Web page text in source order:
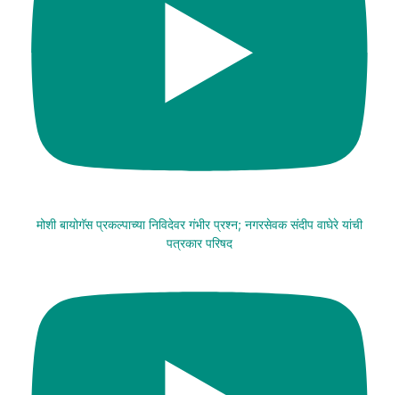
मोशी बायोगॅस प्रकल्पाच्या निविदेवर गंभीर प्रश्न; नगरसेवक संदीप वाघेरे यांची
पत्रकार परिषद